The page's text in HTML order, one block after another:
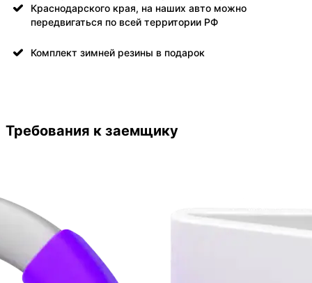
Краснодарского края, на наших авто можно
передвигаться по всей территории РФ
Комплект зимней резины в подарок
Требования к заемщику